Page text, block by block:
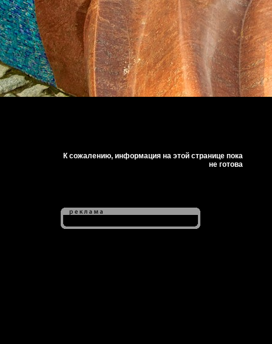
К сожалению, информация на этой странице пока
не готова